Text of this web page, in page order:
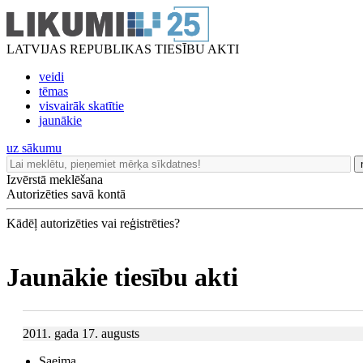
LATVIJAS REPUBLIKAS TIESĪBU AKTI
veidi
tēmas
visvairāk skatītie
jaunākie
uz sākumu
Izvērstā meklēšana
Autorizēties savā kontā
Kādēļ autorizēties vai reģistrēties?
Jaunākie tiesību akti
2011. gada 17. augusts